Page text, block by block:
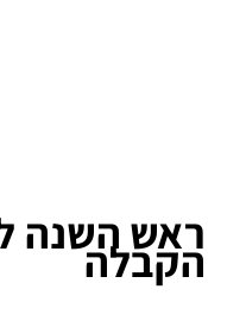
ראש השנה
הקבלה